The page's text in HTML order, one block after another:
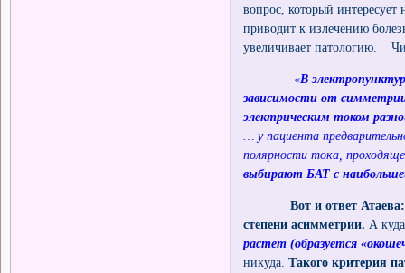
вопрос, который
приводит к излечению
увеличивает патологию.
«В
зависимости от
электрическим током
… у пациента
полярности тока,
выбирают БАТ с
Вот и ответ
степени асимметрии. А
растет (образуется
никуда.Такого критерия